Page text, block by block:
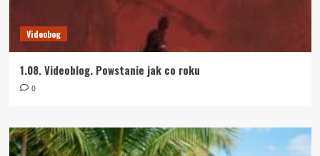
Videobog
1.08. Videoblog. Powstanie jak co roku
0